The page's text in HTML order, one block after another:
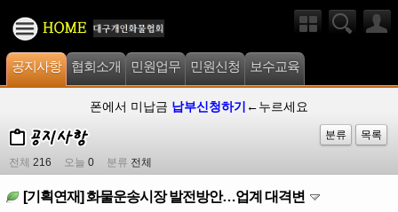
공지사항 협회소개 민원업무 민원신청 보수교육
폰에서 미납금 납부신청하기 ←누르세요
분류 목록
전체 216 오늘 0 분류 전체
[기획연재] 화물운송시장 발전방안…업계 대격변